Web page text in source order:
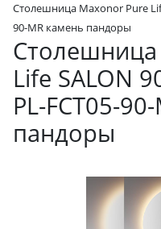
Столешница Maxonor Pure
90-MR камень пандоры
Life SALON
PL-FCT05-
пандоры